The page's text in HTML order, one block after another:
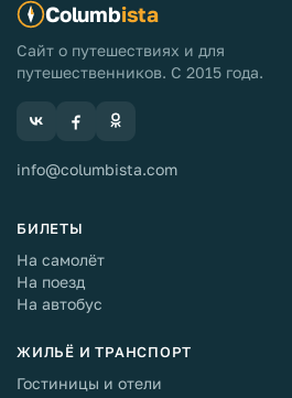
Columbista
Сайт о путешествиях и для
путешественников. С 2015 года.
info@columbista.com
БИЛЕТЫ
На самолёт
На поезд
На автобус
ЖИЛЬЁ И ТРАНСПОРТ
Гостиницы и отели